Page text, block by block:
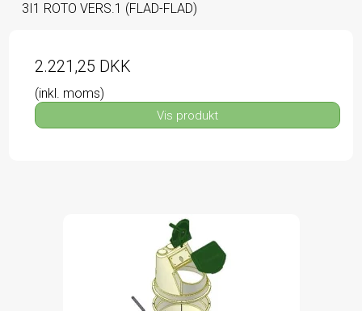
3I1 ROTO VERS.1 (FLAD-FLAD)
2.221,25 DKK
(inkl. moms)
Vis produkt